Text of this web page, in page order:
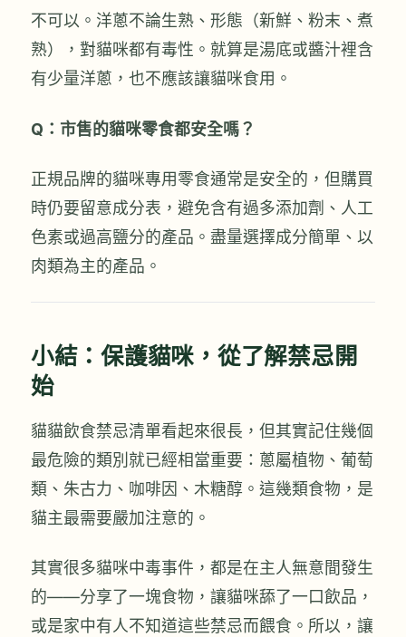
不可以。洋蔥不論生熟、形態（新鮮、粉末、煮
熟），對貓咪都有毒性。就算是湯底或醬汁裡含
有少量洋蔥，也不應該讓貓咪食用。
Q：市售的貓咪零食都安全嗎？
正規品牌的貓咪專用零食通常是安全的，但購買
時仍要留意成分表，避免含有過多添加劑、人工
色素或過高鹽分的產品。盡量選擇成分簡單、以
肉類為主的產品。
小結：保護貓咪，從了解禁忌開
始
貓貓飲食禁忌清單看起來很長，但其實記住幾個
最危險的類別就已經相當重要：蔥屬植物、葡萄
類、朱古力、咖啡因、木糖醇。這幾類食物，是
貓主最需要嚴加注意的。
其實很多貓咪中毒事件，都是在主人無意間發生
的——分享了一塊食物，讓貓咪舔了一口飲品，
或是家中有人不知道這些禁忌而餵食。所以，讓